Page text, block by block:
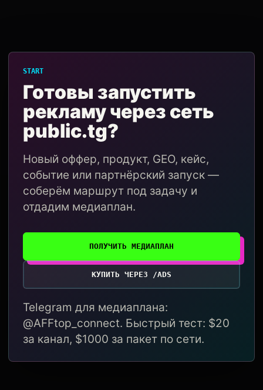
START
Готовы запустить
рекламу через сеть
public.tg?
Новый оффер, продукт, GEO, кейс,
событие или партнёрский запуск —
соберём маршрут под задачу и
отдадим медиаплан.
ПОЛУЧИТЬ МЕДИАПЛАН
КУПИТЬ ЧЕРЕЗ /ADS
Telegram для медиаплана:
@AFFtop_connect. Быстрый тест: $20
за канал, $1000 за пакет по сети.